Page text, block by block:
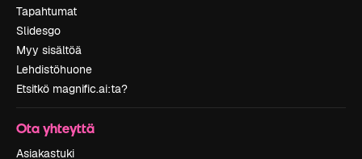
Tapahtumat
Slidesgo
Myy sisältöä
Lehdistöhuone
Etsitkö magnific.ai:ta?
Ota yhteyttä
Asiakastuki